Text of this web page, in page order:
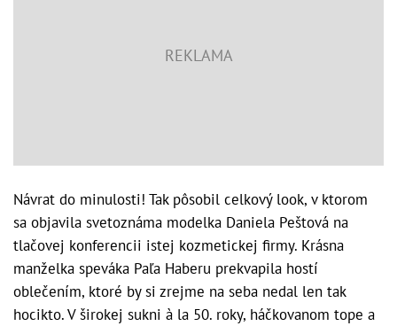
Návrat do minulosti! Tak pôsobil celkový look, v ktorom
sa objavila svetoznáma modelka Daniela Peštová na
tlačovej konferencii istej kozmetickej firmy. Krásna
manželka speváka Paľa Haberu prekvapila hostí
oblečením, ktoré by si zrejme na seba nedal len tak
hocikto. V širokej sukni à la 50. roky, háčkovanom tope a